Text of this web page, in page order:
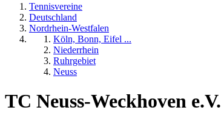
Tennisvereine
Deutschland
Nordrhein-Westfalen
Köln, Bonn, Eifel ...
Niederrhein
Ruhrgebiet
Neuss
TC Neuss-Weckhoven e.V.